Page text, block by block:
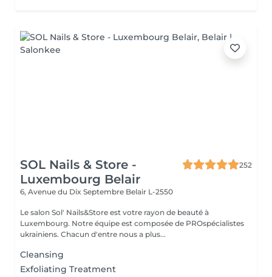
SOL Nails & Store -
Luxembourg Belair
252
6, Avenue du Dix Septembre Belair L-2550
Le salon Sol' Nails&Store est votre rayon de beauté à
Luxembourg. Notre équipe est composée de PROspécialistes
ukrainiens. Chacun d'entre nous a plus...
Cleansing
Exfoliating Treatment